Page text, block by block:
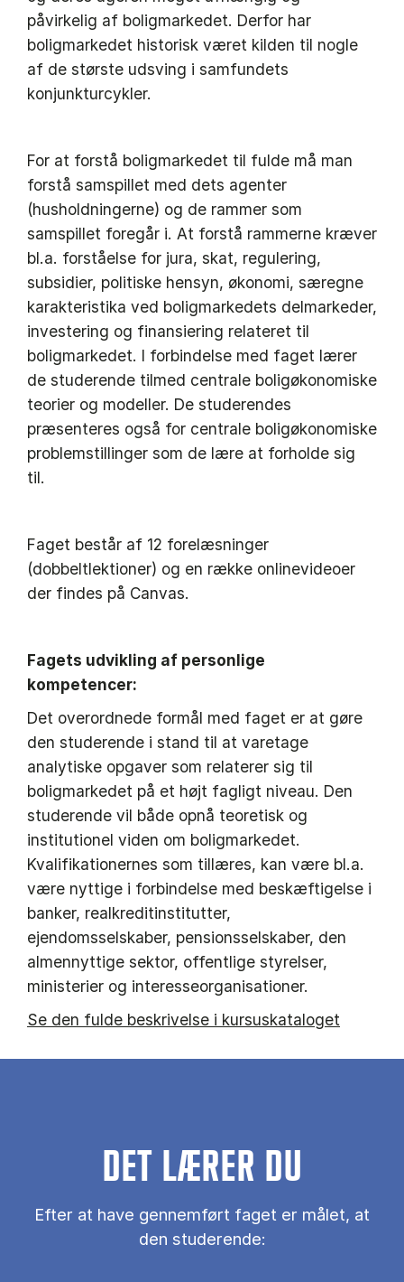
påvirkelig af boligmarkedet. Derfor har
boligmarkedet historisk været kilden til nogle
af de største udsving i samfundets
konjunkturcykler.
For at forstå boligmarkedet til fulde må man
forstå samspillet med dets agenter
(husholdningerne) og de rammer som
samspillet foregår i. At forstå rammerne kræver
bl.a. forståelse for jura, skat, regulering,
subsidier, politiske hensyn, økonomi, særegne
karakteristika ved boligmarkedets delmarkeder,
investering og finansiering relateret til
boligmarkedet. I forbindelse med faget lærer
de studerende tilmed centrale boligøkonomiske
teorier og modeller. De studerendes
præsenteres også for centrale boligøkonomiske
problemstillinger som de lære at forholde sig
til.
Faget består af 12 forelæsninger
(dobbeltlektioner) og en række onlinevideoer
der findes på Canvas.
Fagets udvikling af personlige
kompetencer:
Det overordnede formål med faget er at gøre
den studerende i stand til at varetage
analytiske opgaver som relaterer sig til
boligmarkedet på et højt fagligt niveau. Den
studerende vil både opnå teoretisk og
institutionel viden om boligmarkedet.
Kvalifikationernes som tillæres, kan være bl.a.
være nyttige i forbindelse med beskæftigelse i
banker, realkreditinstitutter,
ejendomsselskaber, pensionsselskaber, den
almennyttige sektor, offentlige styrelser,
ministerier og interesseorganisationer.
Se den fulde beskrivelse i kursuskataloget
DET LÆRER DU
Efter at have gennemført faget er målet, at
den studerende: